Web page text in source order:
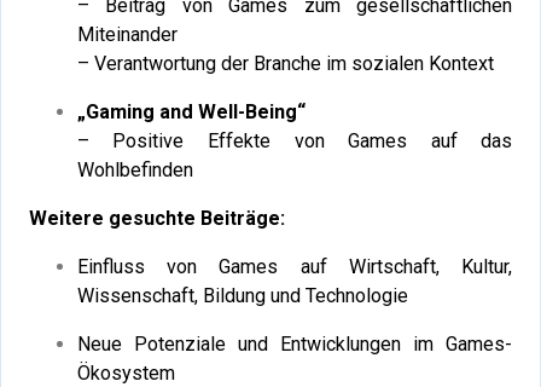
– Beitrag von Games zum gesellschaftlichen
Miteinander
– Verantwortung der Branche im sozialen Kontext
„Gaming and Well-Being“
– Positive Effekte von Games auf das
Wohlbefinden
Weitere gesuchte Beiträge:
Einfluss von Games auf Wirtschaft, Kultur,
Wissenschaft, Bildung und Technologie
Neue Potenziale und Entwicklungen im Games-
Ökosystem